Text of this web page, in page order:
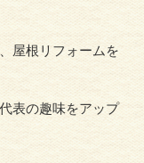
屋根リフォームを
表の趣味をアップ